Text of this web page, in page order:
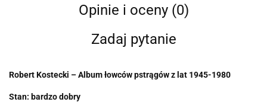
Opinie i oceny (0)
Zadaj pytanie
Robert Kostecki – Album łowców pstrągów z lat 1945-1980
Stan: bardzo dobry